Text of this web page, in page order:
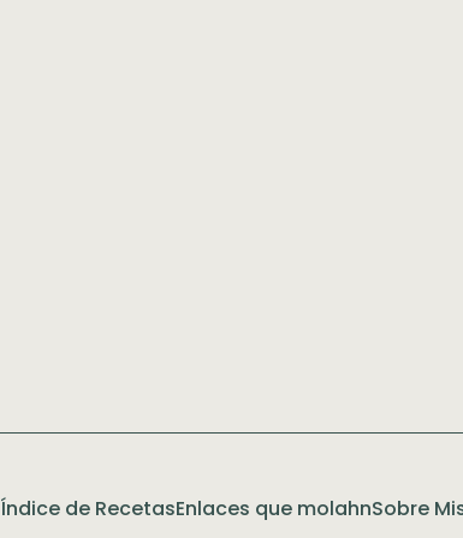
Índice de RecetasEnlaces que molahnSobre